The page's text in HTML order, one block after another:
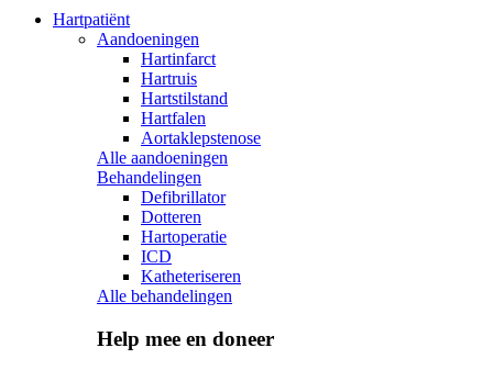
Hartpatiënt
Aandoeningen
Hartinfarct
Hartruis
Hartstilstand
Hartfalen
Aortaklepstenose
Alle aandoeningen
Behandelingen
Defibrillator
Dotteren
Hartoperatie
ICD
Katheteriseren
Alle behandelingen
Help mee en doneer